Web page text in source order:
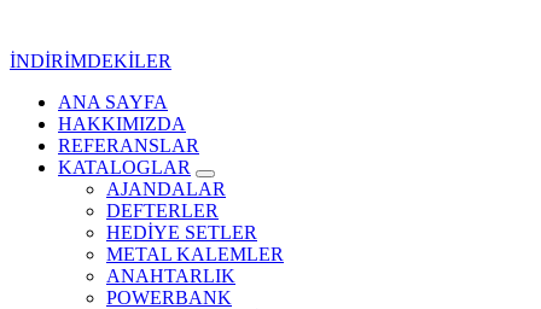
İNDİRİMDEKİLER
Kurumsal Promosyon-Hediyelik
ANA SAYFA
HAKKIMIZDA
REFERANSLAR
KATALOGLAR
AJANDALAR
DEFTERLER
HEDİYE SETLER
METAL KALEMLER
ANAHTARLIK
POWERBANK